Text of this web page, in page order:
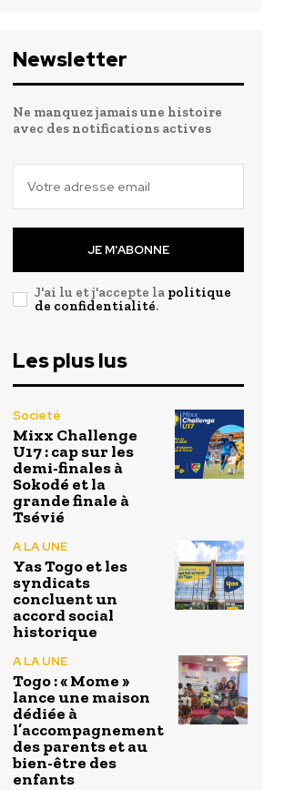
Newsletter
Ne manquez jamais une histoire
avec des notifications actives
JE M'ABONNE
J'ai lu et j'accepte la politique
de confidentialité.
Les plus lus
Societé
Mixx Challenge
U17 : cap sur les
demi-finales à
Sokodé et la
grande finale à
Tsévié
A LA UNE
Yas Togo et les
syndicats
concluent un
accord social
historique
A LA UNE
Togo : « Mome »
lance une maison
dédiée à
l’accompagnement
des parents et au
bien-être des
enfants